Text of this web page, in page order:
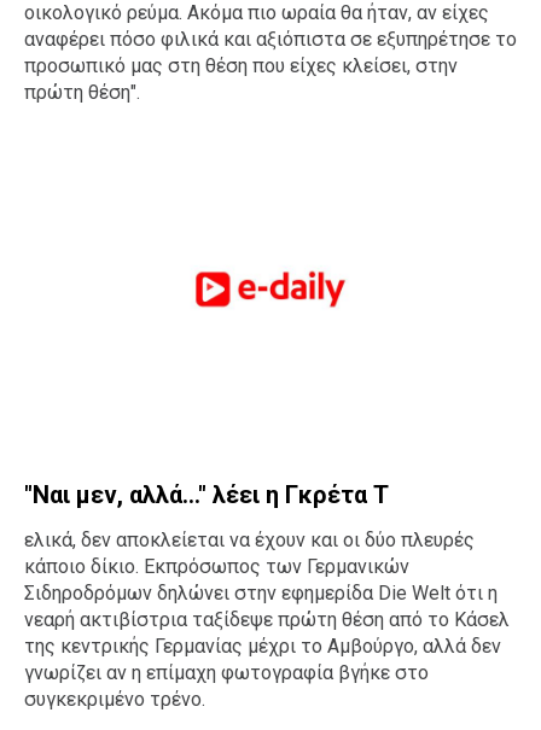
οικολογικό ρεύμα. Ακόμα πιο ωραία θα ήταν, αν είχες
αναφέρει πόσο φιλικά και αξιόπιστα σε εξυπηρέτησε το
προσωπικό μας στη θέση που είχες κλείσει, στην
πρώτη θέση".
"Ναι μεν, αλλά..." λέει η Γκρέτα Τ
ελικά, δεν αποκλείεται να έχουν και οι δύο πλευρές
κάποιο δίκιο. Εκπρόσωπος των Γερμανικών
Σιδηροδρόμων δηλώνει στην εφημερίδα Die Welt ότι η
νεαρή ακτιβίστρια ταξίδεψε πρώτη θέση από το Κάσελ
της κεντρικής Γερμανίας μέχρι το Αμβούργο, αλλά δεν
γνωρίζει αν η επίμαχη φωτογραφία βγήκε στο
συγκεκριμένο τρένο.